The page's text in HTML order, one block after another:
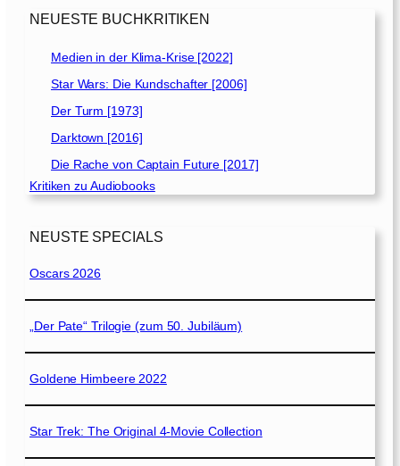
NEUESTE BUCHKRITIKEN
Medien in der Klima-Krise [2022]
Star Wars: Die Kundschafter [2006]
Der Turm [1973]
Darktown [2016]
Die Rache von Captain Future [2017]
Kritiken zu Audiobooks
NEUSTE SPECIALS
Oscars 2026
„Der Pate“ Trilogie (zum 50. Jubiläum)
Goldene Himbeere 2022
Star Trek: The Original 4-Movie Collection